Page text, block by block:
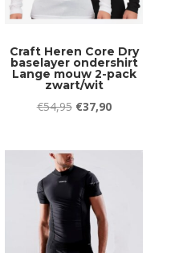
Craft Heren Core Dry
baselayer ondershirt
Lange mouw 2-pack
zwart/wit
€54,95 Oorspronkelijke
was:
€54,95.
€37,90Huidige
is: